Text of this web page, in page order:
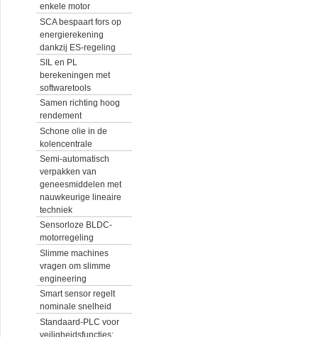
enkele motor
SCA bespaart fors op
energierekening
dankzij ES-regeling
SIL en PL
berekeningen met
softwaretools
Samen richting hoog
rendement
Schone olie in de
kolencentrale
Semi-automatisch
verpakken van
geneesmiddelen met
nauwkeurige lineaire
techniek
Sensorloze BLDC-
motorregeling
Slimme machines
vragen om slimme
engineering
Smart sensor regelt
nominale snelheid
Standaard-PLC voor
veiligheidsfuncties: